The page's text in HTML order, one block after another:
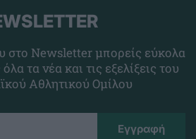
στο Newsletter μπορείς εύκολα
τα νέα και τις εξελίξεις του
Αθλητικού Ομίλου